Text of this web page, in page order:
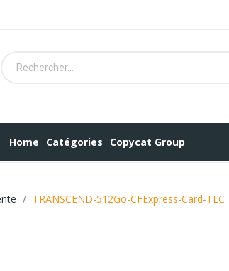
Home Catégories Copycat Group
TRANSCEND-512Go-CFExpress-Card-TLC